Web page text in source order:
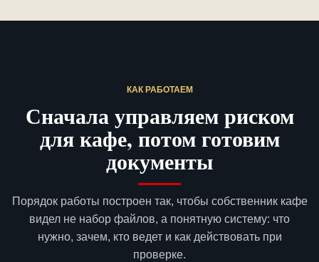
КАК РАБОТАЕМ
Сначала управляем риском
для кафе, потом готовим
документы
Порядок работы построен так, чтобы собственник кафе
видел не набор файлов, а понятную систему: что
нужно, зачем, кто ведет и как действовать при
проверке.